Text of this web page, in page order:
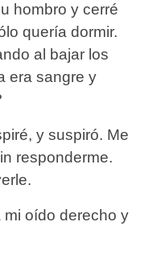
hombro y cerré
quería dormir.
al bajar los
era sangre y
y suspiró. Me
responderme.
mi oído derecho y